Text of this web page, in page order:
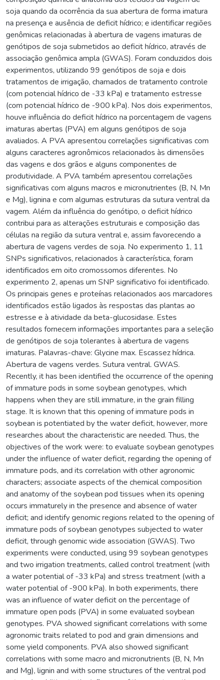
soja quando da ocorrência da sua abertura de forma imatura
na presença e ausência de deficit hídrico; e identificar regiões
genômicas relacionadas à abertura de vagens imaturas de
genótipos de soja submetidos ao deficit hídrico, através de
associação genômica ampla (GWAS). Foram conduzidos dois
experimentos, utilizando 99 genótipos de soja e dois
tratamentos de irrigação, chamados de tratamento controle
(com potencial hídrico de -33 kPa) e tratamento estresse
(com potencial hídrico de -900 kPa). Nos dois experimentos,
houve influência do deficit hídrico na porcentagem de vagens
imaturas abertas (PVA) em alguns genótipos de soja
avaliados. A PVA apresentou correlações significativas com
alguns caracteres agronômicos relacionados às dimensões
das vagens e dos grãos e alguns componentes de
produtividade. A PVA também apresentou correlações
significativas com alguns macros e micronutrientes (B, N, Mn
e Mg), lignina e com algumas estruturas da sutura ventral da
vagem. Além da influência do genótipo, o deficit hídrico
contribui para as alterações estruturais e composição das
células na região da sutura ventral e, assim favorecendo a
abertura de vagens verdes de soja. No experimento 1, 11
SNPs significativos, relacionados à característica, foram
identificados em oito cromossomos diferentes. No
experimento 2, apenas um SNP significativo foi identificado.
Os principais genes e proteínas relacionados aos marcadores
identificados estão ligados às respostas das plantas ao
estresse e à atividade da beta-glucosidase. Estes
resultados fornecem informações importantes para a seleção
de genótipos de soja tolerantes à abertura de vagens
imaturas. Palavras-chave: Glycine max. Escassez hídrica.
Abertura de vagens verdes. Sutura ventral. GWAS.
Recently, it has been identified the occurrence of the opening
of immature pods in some soybean genotypes, which
happens when they are still immature, in the grain filling
stage. It is known that this opening of immature pods in
soybean is potentiated by the water deficit, however, more
researches about the characteristic are needed. Thus, the
objectives of the work were: to evaluate soybean genotypes
under the influence of water deficit, regarding the opening of
immature pods, and its correlation with other agronomic
characters; associate aspects of the chemical composition
and anatomy of the soybean pod tissues when its opening
occurs immaturely in the presence and absence of water
deficit; and identify genomic regions related to the opening of
immature pods of soybean genotypes subjected to water
deficit, through genomic wide association (GWAS). Two
experiments were conducted, using 99 soybean genotypes
and two irrigation treatments, called control treatment (with
a water potential of -33 kPa) and stress treatment (with a
water potential of -900 kPa). In both experiments, there
was an influence of water deficit on the percentage of
immature open pods (PVA) in some evaluated soybean
genotypes. PVA showed significant correlations with some
agronomic traits related to pod and grain dimensions and
some yield components. PVA also showed significant
correlations with some macro and micronutrients (B, N, Mn
and Mg), lignin and with some structures of the ventral pod